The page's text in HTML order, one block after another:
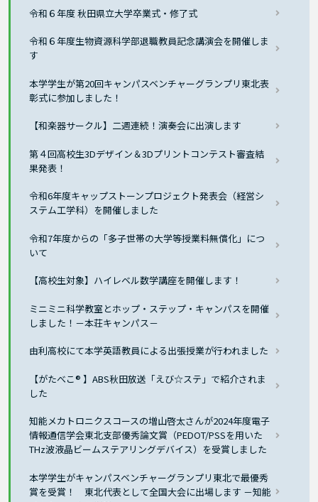
令和６年度 秋田県立大学卒業式・修了式
令和６年度生物資源科学部退職教員記念講演会を開催しま
す
本学学生が第20回キャンパスベンチャーグランプリ東北表
彰式に参加しました！
【和楽器サークル】二週連続！演奏会に出演します
第４回高校生3Dデザイン＆3Dプリントコンテスト審査結
果発表！
令和6年度キャップストーンプロジェクト発表会（経営シ
ステム工学科）を開催しました
令和7年度からの「多子世帯の大学等授業料無償化」につ
いて
【高校生対象】ハイレベル数学講座を開催します！
ミニミニ科学教室とホップ・ステップ・キャンパスを開催
しました！－本荘キャンパス－
由利高校にて本学英語教員による出張授業が行われました
【がたべこ® 】ABS秋田放送「えび☆ステ」で紹介されま
した
知能メカトロニクスコースの増山啓太さんが2024年度電子
情報通信学会東北支部優秀論文賞（PEDOT/PSSを用いた
THz波液晶ビームステアリングデバイス）を受賞しました
本学学生がキャンパスベンチャーグランプリ東北で最優秀
賞を受賞！ 東北代表として全国大会に出場します －知能